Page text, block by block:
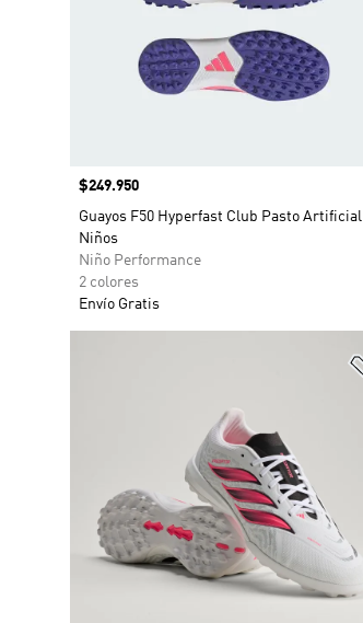
Precio
$249.950
Guayos F50 Hyperfast Club Pasto Artificial
Niños
Niño Performance
2 colores
Envío Gratis